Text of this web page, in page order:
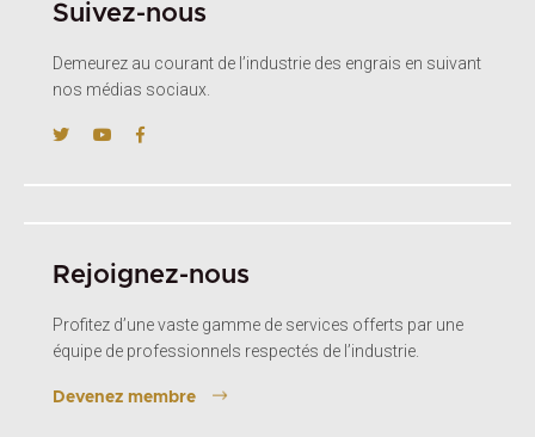
Suivez-nous
Demeurez au courant de l’industrie des engrais en suivant
nos médias sociaux.
Rejoignez-nous
Profitez d’une vaste gamme de services offerts par une
équipe de professionnels respectés de l’industrie.
Devenez membre